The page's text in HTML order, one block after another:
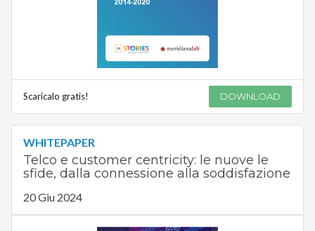
Scaricalo gratis! DOWNLOAD
WHITEPAPER
Telco e customer centricity: le nuove le
sfide, dalla connessione alla soddisfazione
20 Giu 2024